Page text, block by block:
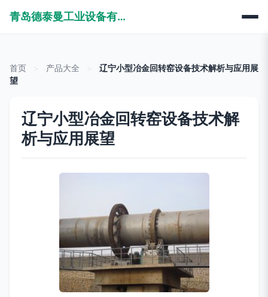
青岛德泰曼工业设备有限公司
首页 产品大全
辽宁小型冶金回转窑设备技术解析与应用展
望
辽宁小型冶金回转窑设备技术解
析与应用展望